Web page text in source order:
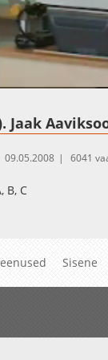
Jaak
09.05.2008 6041
B, C
Sisene